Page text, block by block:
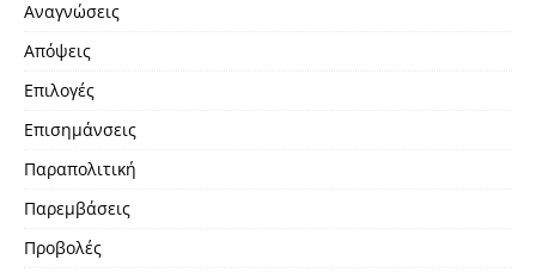
Αναγνώσεις
Απόψεις
Επιλογές
Επισημάνσεις
Παραπολιτική
Παρεμβάσεις
Προβολές